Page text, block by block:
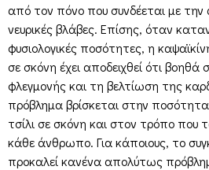
από τον πόνο που συνδέεται με την
νευρικές βλάβες. Επίσης, όταν
φυσιολογικές ποσότητες, η
σε σκόνη έχει αποδειχθεί ότι
φλεγμονής και τη βελτίωση της
πρόβλημα βρίσκεται στην
τσίλι σε σκόνη και στον τρόπο που
κάθε άνθρωπο. Για κάποιους, το
προκαλεί κανένα απολύτως